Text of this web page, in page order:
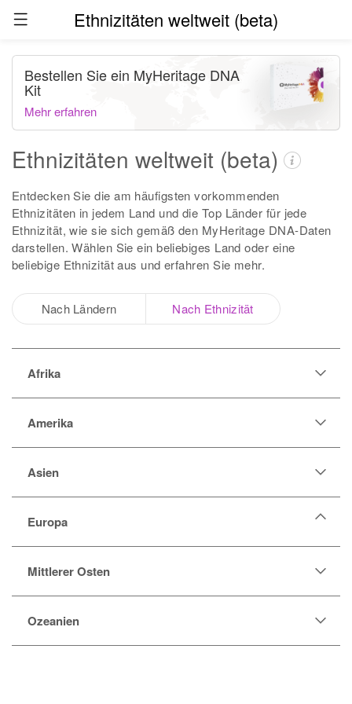
Ethnizitäten weltweit (beta)
Ethnizitäten weltweit (beta)
Entdecken Sie die am häufigsten vorkommenden
Ethnizitäten in jedem Land und die Top Länder für jede
Ethnizität, wie sie sich gemäß den MyHeritage DNA-Daten
darstellen. Wählen Sie ein beliebiges Land oder eine
beliebige Ethnizität aus und erfahren Sie mehr.
Nach Ländern Nach Ethnizität
Bestellen Sie ein MyHeritage DNA
Kit
Mehr erfahren
Afrika
Amerika
Asien
Europa
Aschkenasischer Jude
Balkanbewohner
Balte
Engländer
Finne
Mittlerer Osten
Ozeanien